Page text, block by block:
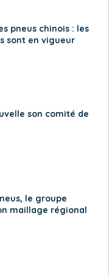
pneus chinois : les
sont en vigueur
son comité de
le groupe
maillage régional